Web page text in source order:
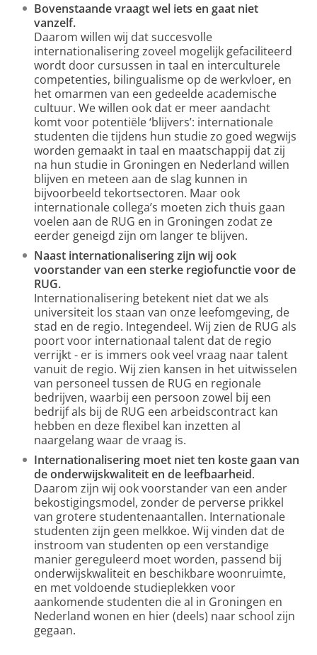
Bovenstaande vraagt wel iets en gaat niet
vanzelf.
Daarom willen wij dat succesvolle
internationalisering zoveel mogelijk gefaciliteerd
wordt door cursussen in taal en interculturele
competenties, bilingualisme op de werkvloer, en
het omarmen van een gedeelde academische
cultuur. We willen ook dat er meer aandacht
komt voor potentiële ‘blijvers’: internationale
studenten die tijdens hun studie zo goed wegwijs
worden gemaakt in taal en maatschappij dat zij
na hun studie in Groningen en Nederland willen
blijven en meteen aan de slag kunnen in
bijvoorbeeld tekortsectoren. Maar ook
internationale collega’s moeten zich thuis gaan
voelen aan de RUG en in Groningen zodat ze
eerder geneigd zijn om langer te blijven.
Naast internationalisering zijn wij ook
voorstander van een sterke regiofunctie voor de
RUG.
Internationalisering betekent niet dat we als
universiteit los staan van onze leefomgeving, de
stad en de regio. Integendeel. Wij zien de RUG als
poort voor internationaal talent dat de regio
verrijkt - er is immers ook veel vraag naar talent
vanuit de regio. Wij zien kansen in het uitwisselen
van personeel tussen de RUG en regionale
bedrijven, waarbij een persoon zowel bij een
bedrijf als bij de RUG een arbeidscontract kan
hebben en deze flexibel kan inzetten al
naargelang waar de vraag is.
Internationalisering moet niet ten koste gaan van
de onderwijskwaliteit en de leefbaarheid.
Daarom zijn wij ook voorstander van een ander
bekostigingsmodel, zonder de perverse prikkel
van grotere studentenaantallen. Internationale
studenten zijn geen melkkoe. Wij vinden dat de
instroom van studenten op een verstandige
manier gereguleerd moet worden, passend bij
onderwijskwaliteit en beschikbare woonruimte,
en met voldoende studieplekken voor
aankomende studenten die al in Groningen en
Nederland wonen en hier (deels) naar school zijn
gegaan.